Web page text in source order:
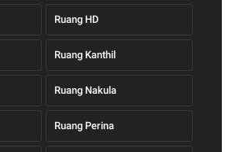
Ruang HD
Ruang Kanthil
Ruang Nakula
Ruang Perina